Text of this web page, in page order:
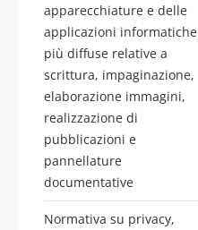
apparecchiature e delle
applicazioni informatiche
più diffuse relative a
scrittura, impaginazione,
elaborazione immagini,
realizzazione di
pubblicazioni e
pannellature
documentative
Normativa su privacy,